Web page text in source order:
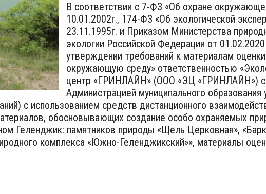
В соответствии с 7-ФЗ «Об охране
10.01.2002г., 174-ФЗ «Об экологической
23.11.1995г. и Приказом Министерства
экологии Российской Федерации от
утверждении требований к материалам
окружающую среду» ответственностью
центр «ГРИНЛАЙН» (ООО «ЭЦ «ГРИНЛАЙН»)
Администрацией муниципального
с использованием средств дистанционного
обосновывающих создание особо охраняемых
Геленджик: памятников природы «Щель Церковная»,
комплекса «Южно-Геленджикский»», материалы